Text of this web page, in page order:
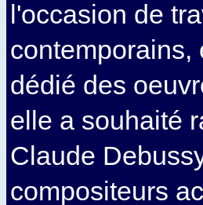
l'occasion de
contemporains,
dédié des
elle a souhaité
Claude
compositeurs